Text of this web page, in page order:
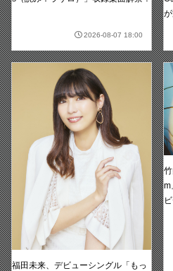
2026-08-07 18:00
が
福田未来、デビューシングル「もっ
m